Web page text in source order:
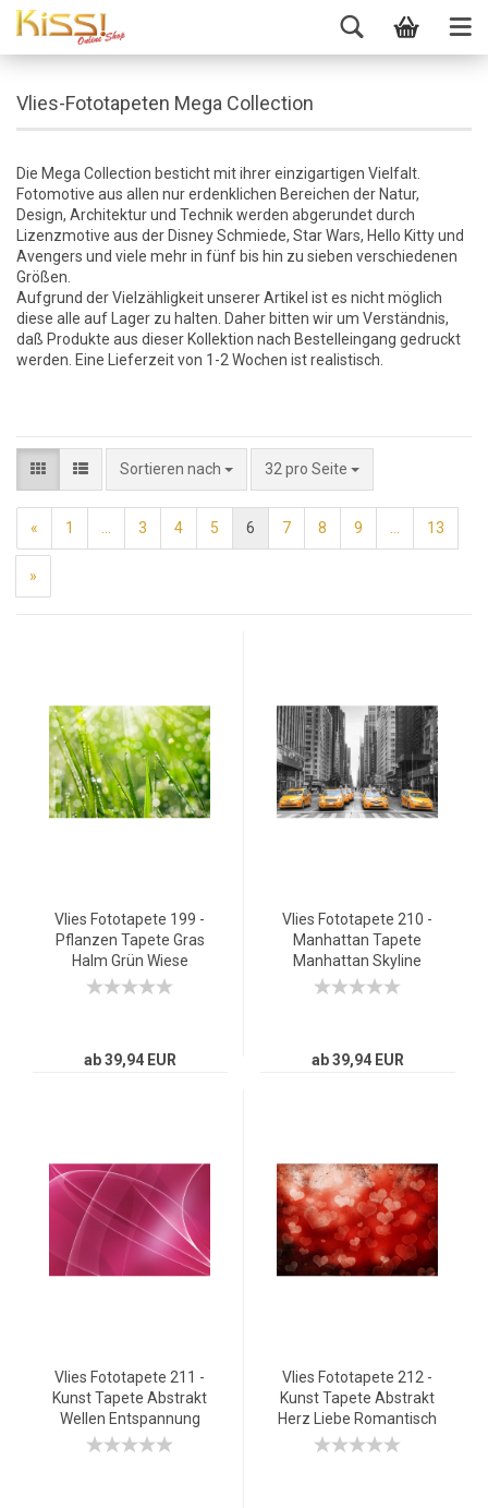
Vlies-Fototapeten Mega Collection
Die Mega Collection besticht mit ihrer einzigartigen Vielfalt.
Fotomotive aus allen nur erdenklichen Bereichen der Natur,
Design, Architektur und Technik werden abgerundet durch
Lizenzmotive aus der Disney Schmiede, Star Wars, Hello Kitty und
Avengers und viele mehr in fünf bis hin zu sieben verschiedenen
Größen.
Aufgrund der Vielzähligkeit unserer Artikel ist es nicht möglich
diese alle auf Lager zu halten. Daher bitten wir um Verständnis,
daß Produkte aus dieser Kollektion nach Bestelleingang gedruckt
werden. Eine Lieferzeit von 1-2 Wochen ist realistisch.
Sortieren nach 32 pro Seite
« 1 3 4 5 6 7 8 9 13
»
Vlies Fototapete 199 -
Pflanzen Tapete Gras
Halm Grün Wiese
Sonne Natur grau
ab 39,94 EUR
Vlies Fototapete 210 -
Manhattan Tapete
Manhattan Skyline
Taxis City Stadt
ab 39,94 EUR
Vlies Fototapete 211 -
Kunst Tapete Abstrakt
Wellen Entspannung
Pink grau
Vlies Fototapete 212 -
Kunst Tapete Abstrakt
Herz Liebe Romantisch
Rot orange